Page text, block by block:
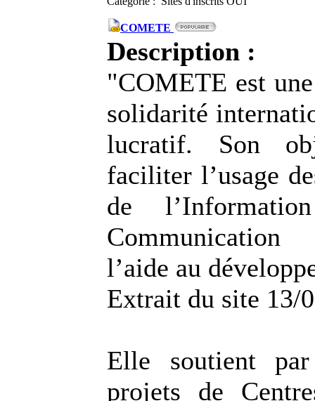
COMETE
Description :
"COMETE est
solidarité
lucratif. Son
faciliter l’usage
de
l’aide au
Extrait du site 13/
Elle soutient
projets de